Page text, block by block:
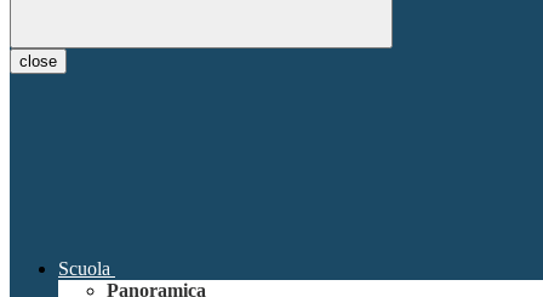
close
Scuola
Panoramica